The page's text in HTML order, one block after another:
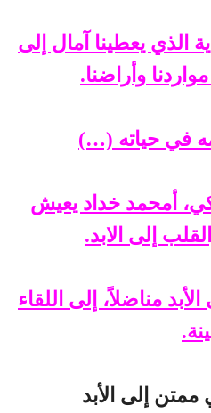
الذي يعطينا آمال إلى
وأراضنا.
في حياته (…)
أمحمد خداد يعيش
إلى الابد.
مناضلاً، إلى اللقاء
إلى الأبد